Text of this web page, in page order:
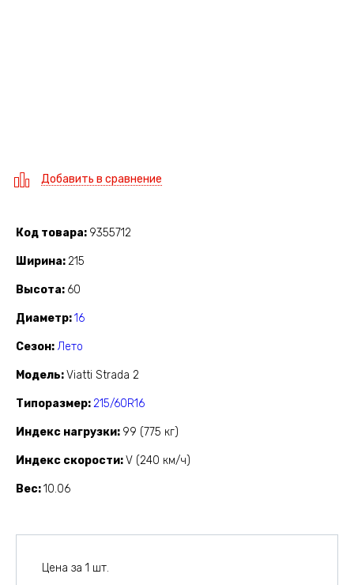
Добавить в сравнение
Код товара 9355712
Ширина 215
Высота 60
Диаметр 16
Сезон Лето
Модель Viatti Strada 2
Типоразмер 215/60R16
Индекс нагрузки 99 (775 кг)
Индекс скорости V (240 км/ч)
Вес 10.06
Цена за 1 шт.